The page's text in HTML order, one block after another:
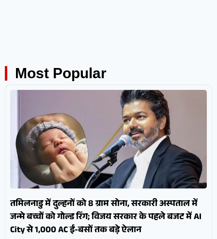
Most Popular
तमिलनाडु में दुल्हनों को 8 ग्राम सोना, सरकारी अस्पताल में
जन्मे बच्चों को गोल्ड रिंग; विजय सरकार के पहले बजट में AI
City से 1,000 AC ई-बसों तक बड़े ऐलान